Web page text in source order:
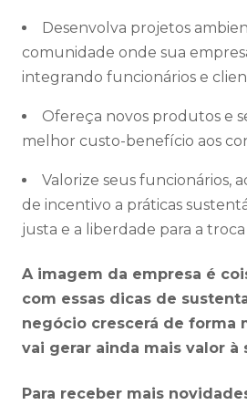
Desenvolva projetos
comunidade onde sua
integrando funcionários e
Ofereça novos produtos e
melhor custo-benefício aos
Valorize seus funcionários,
de incentivo a práticas
justa e a liberdade para a troca
A imagem da empresa é
com essas dicas de
negócio crescerá de forma
vai gerar ainda mais valor à
Para receber mais